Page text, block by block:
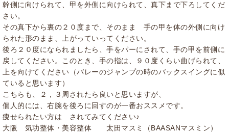
幹側に向けられて、甲を外側に向けられて、真下まで下ろしてくだ
さい。
その真下から裏の２０度まで、そのまま 手の甲を体の外側に向け
られた形のまま、上がっていってください。
後ろ２０度になられましたら、手をパーにされて、手の甲を前側に
戻してください。このとき、手の指は、９０度くらい曲げられて、
上を向けてください（バレーのジャンプの時のバックスイングに似
ていると思います）
こちらも、２，３周されたら良いと思いますが、
個人的には、右腕を後ろに回すのが一番おススメです。
痩せられたい方は されてみてください♪
大阪 気功整体・美容整体 太田マスミ（BAASANマスミン）